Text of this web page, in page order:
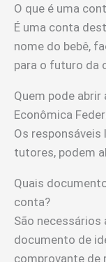
O que é uma
É uma conta
nome do bebê,
para o futuro da
Quem pode abrir
Econômica
Os responsáveis
tutores, podem
Quais
conta?
São
documento de
comprovante de